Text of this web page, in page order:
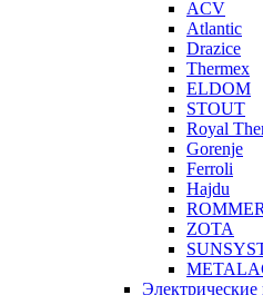
ACV
Atlantic
Drazice
Thermex
ELDOM
STOUT
Royal
Gorenje
Ferroli
Hajdu
ROMMER
ZOTA
Электрические